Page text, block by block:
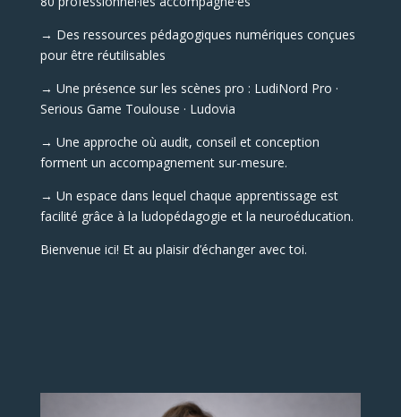
→ Des ressources pédagogiques numériques conçues
pour être réutilisables
→ Une présence sur les scènes pro : LudiNord Pro ·
Serious Game Toulouse · Ludovia
→ Une approche où audit, conseil et conception
forment un accompagnement sur-mesure.
→ Un espace dans lequel chaque apprentissage est
facilité grâce à la ludopédagogie et la neuroéducation.
Bienvenue ici! Et au plaisir d’échanger avec toi.